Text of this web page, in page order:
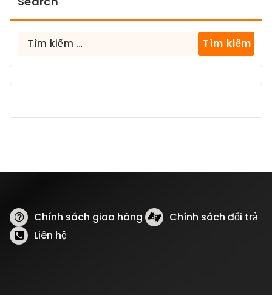
Tìm
Chính sách giao hàng
Chính sách đổi trả
Liên hệ